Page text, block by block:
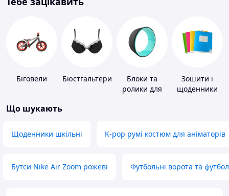
Біговели Бюстгальтери
Блоки та
ролики для
Зошити і
щоденники
Що шукають
Щоденники шкільні K-pop румі костюм для аніматорів
Бутси Nike Air Zoom рожеві Футбольні ворота та